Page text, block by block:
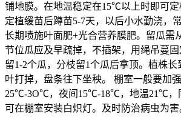
铺地膜。在地温稳定在15℃以上时即可
定植缓苗后蹲苗5-7天，以后小水勤浇，
长期喷施叶面肥+光合营养膜肥。留瓜需
节位瓜应及早疏掉，不插架，用绳吊蔓
留1-2个瓜，分枝留1个瓜后拿顶。植株
叶打掉，盘条往下坐秧。 棚室一般要加
25℃-3O℃，夜间15℃-18℃，地温21℃，
可在棚室安装白炽灯。及时防治病虫为害